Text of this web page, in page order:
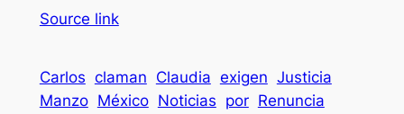
Source link
Carlos claman Claudia exigen Justicia
Manzo México Noticias por Renuncia